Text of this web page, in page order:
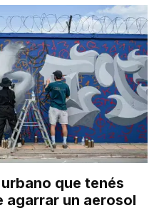
que tenés
agarrar un aerosol